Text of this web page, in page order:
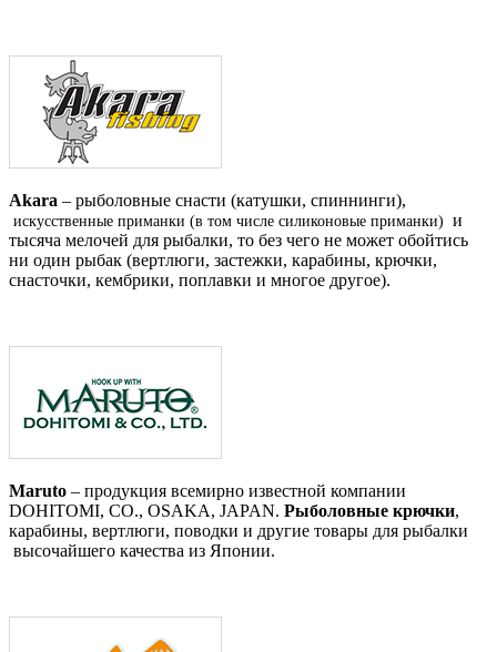
Akara – рыболовные снасти (катушки, спиннинги),
искусственные приманки (в том числе силиконовые приманки) и
тысяча мелочей для рыбалки, то без чего не может обойтись
ни один рыбак (вертлюги, застежки, карабины, крючки,
снасточки, кембрики, поплавки и многое другое).
Maruto – продукция всемирно известной компании
DOHITOMI, CO., OSAKA, JAPAN. Рыболовные крючки,
карабины, вертлюги, поводки и другие товары для рыбалки
высочайшего качества из Японии.